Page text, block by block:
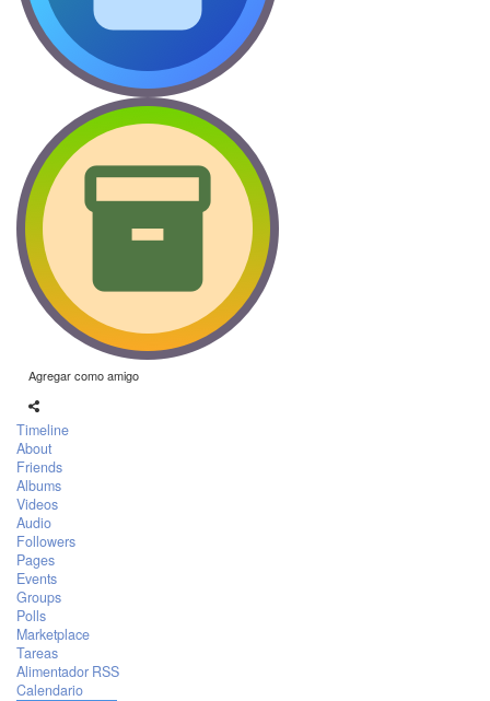
Agregar como amigo
Timeline
About
Friends
Albums
Videos
Audio
Followers
Pages
Events
Groups
Polls
Marketplace
Tareas
Alimentador RSS
Calendario